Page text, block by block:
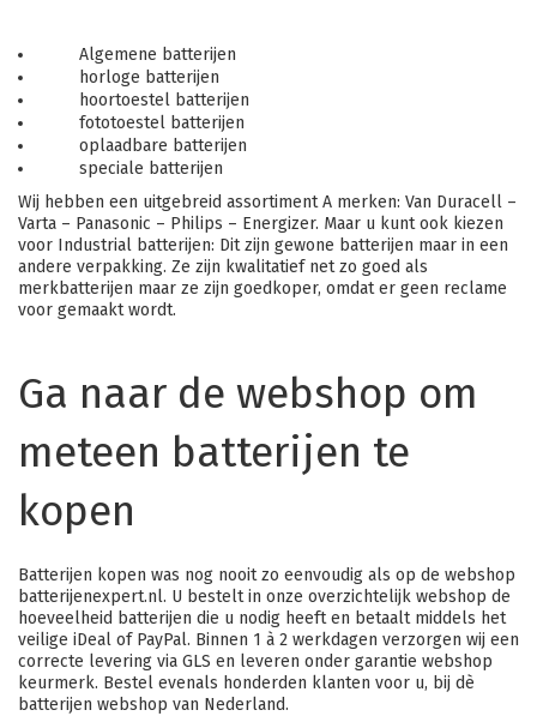
Algemene batterijen
horloge batterijen
hoortoestel batterijen
fototoestel batterijen
oplaadbare batterijen
speciale batterijen
Wij hebben een uitgebreid assortiment A merken: Van Duracell –
Varta – Panasonic – Philips – Energizer. Maar u kunt ook kiezen
voor Industrial batterijen: Dit zijn gewone batterijen maar in een
andere verpakking. Ze zijn kwalitatief net zo goed als
merkbatterijen maar ze zijn goedkoper, omdat er geen reclame
voor gemaakt wordt.
Ga naar de webshop om
meteen batterijen te
kopen
Batterijen kopen was nog nooit zo eenvoudig als op de webshop
batterijenexpert.nl. U bestelt in onze overzichtelijk webshop de
hoeveelheid batterijen die u nodig heeft en betaalt middels het
veilige iDeal of PayPal. Binnen 1 à 2 werkdagen verzorgen wij een
correcte levering via GLS en leveren onder garantie webshop
keurmerk. Bestel evenals honderden klanten voor u, bij dè
batterijen webshop van Nederland.